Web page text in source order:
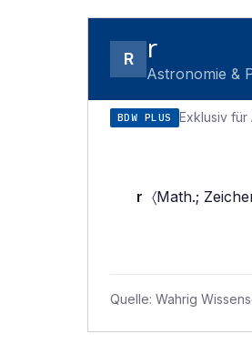
R r
Astronomie &
BDW PLUS Exklusiv für
r 〈Math.;
Quelle: Wahrig